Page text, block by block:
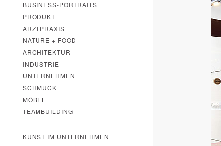
BUSINESS-PORTRAITS
PRODUKT
ARZTPRAXIS
NATURE + FOOD
ARCHITEKTUR
INDUSTRIE
UNTERNEHMEN
SCHMUCK
MÖBEL
TEAMBUILDING
KUNST IM UNTERNEHMEN